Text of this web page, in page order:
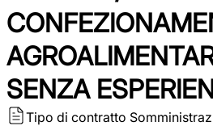
SENZA
Tipo di contratto